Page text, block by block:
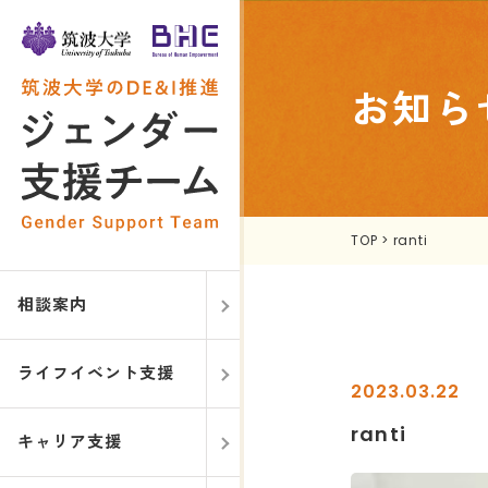
相談案内
ライフイベント支援
キャリア支援
お知
TOP > ranti
2023.03.22
ranti